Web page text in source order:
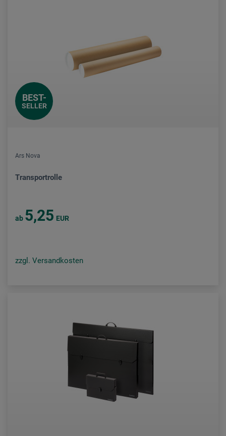
BEST-
SELLER
Ars Nova
Transportrolle
ab 5,25 EUR
zzgl. Versandkosten